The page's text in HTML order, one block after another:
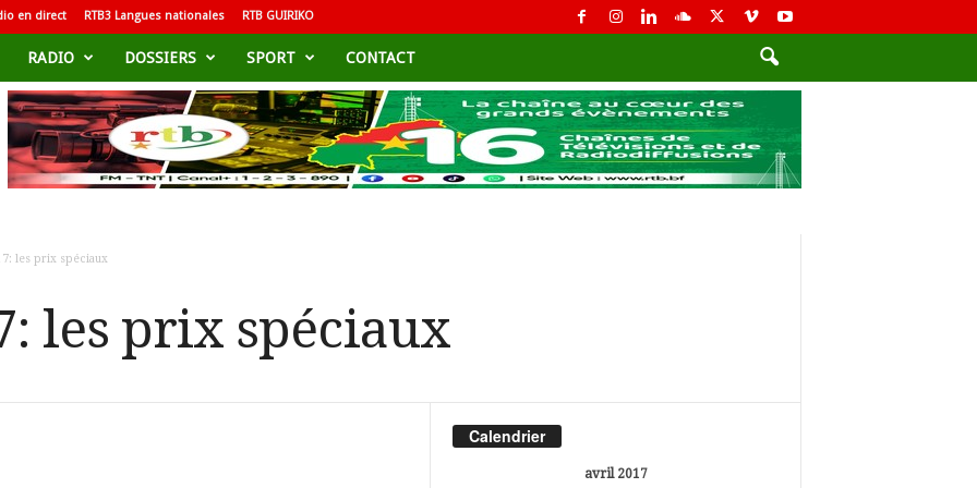
en direct RTB3 Langues nationales RTB GUIRIKO
RADIO DOSSIERS SPORT CONTACT
les prix spéciaux
les prix spéciaux
Calendrier
avril 2017